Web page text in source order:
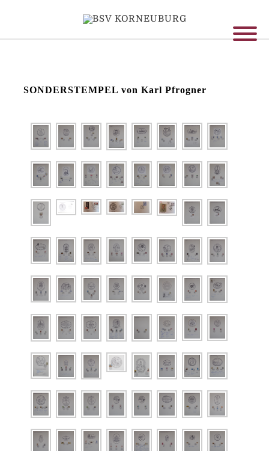
SONDERSTEMPEL von Karl Pfrogner